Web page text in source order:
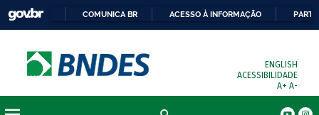
COMUNICA BR ACESSO À INFORMAÇÃO
ENGLISH
ACESSIBILIDADE
A+ A-